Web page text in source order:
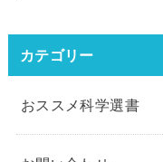
カテゴリー
おススメ科学選書